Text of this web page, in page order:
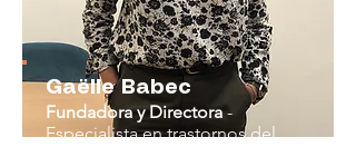
Gaëlle Babec
Fundadora y Directora-
Especialista en trastornos del